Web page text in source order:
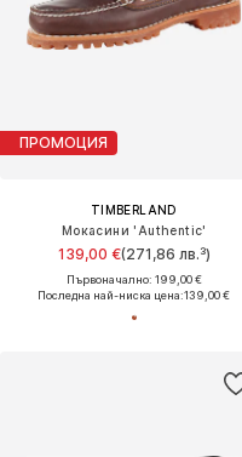
ПРОМОЦИЯ
TIMBERLAND
Мокасини 'Authentic'
139,00 €(271,86 лв.³)
Първоначално: 199,00 €
Последна най-ниска цена:139,00 €